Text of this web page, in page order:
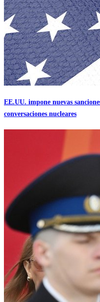
EE.UU. impone nuevas
conversaciones nucleares